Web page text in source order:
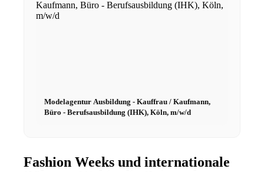
Modelagentur Ausbildung - Kauffrau / Kaufmann,
Büro - Berufsausbildung (IHK), Köln, m/w/d
Fashion Weeks und internationale